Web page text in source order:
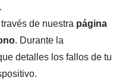
de nuestra página
. Durante la
detalles los fallos de tu